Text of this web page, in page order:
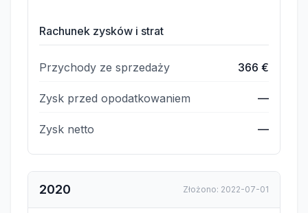
Rachunek zysków i strat
Przychody ze sprzedaży 366 €
Zysk przed opodatkowaniem —
Zysk netto —
2020 Złożono: 2022-07-01